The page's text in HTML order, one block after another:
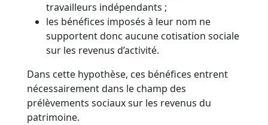
travailleurs indépendants ;
les bénéfices imposés à leur nom ne
supportent donc aucune cotisation sociale
sur les revenus d’activité.
Dans cette hypothèse, ces bénéfices entrent
nécessairement dans le champ des
prélèvements sociaux sur les revenus du
patrimoine.